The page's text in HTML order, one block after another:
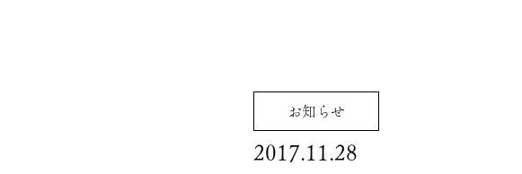
お知らせ
2017.11.28